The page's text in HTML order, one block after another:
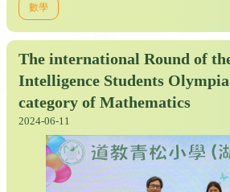
數學
The international Round of
Intelligence Students
category of Mathematics
2024-06-11